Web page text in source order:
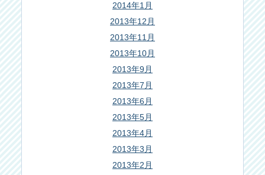
2014年1月
2013年12月
2013年11月
2013年10月
2013年9月
2013年7月
2013年6月
2013年5月
2013年4月
2013年3月
2013年2月